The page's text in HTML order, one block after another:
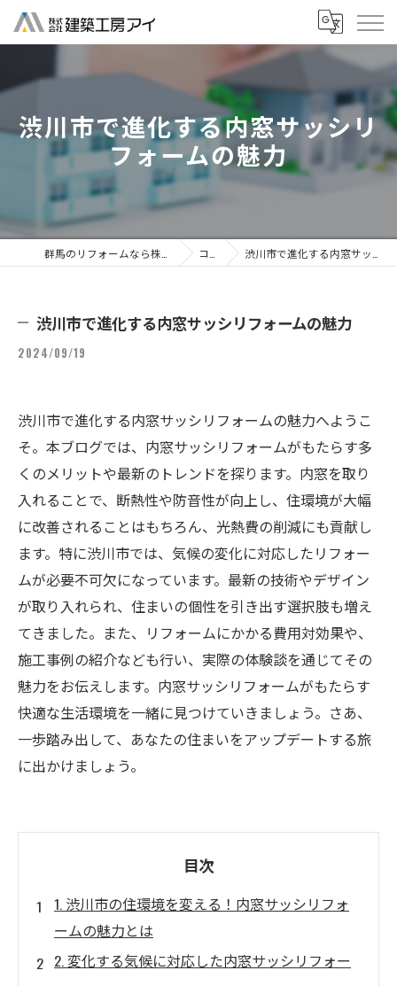
渋川市で進化する内窓サッシリ
フォームの魅力
コラム 渋川市で進化する内窓サッシリフォームの魅力
渋川市で進化する内窓サッシリフォームの魅力
2024/09/19
渋川市で進化する内窓サッシリフォームの魅力へようこ
そ。本ブログでは、内窓サッシリフォームがもたらす多
くのメリットや最新のトレンドを探ります。内窓を取り
入れることで、断熱性や防音性が向上し、住環境が大幅
に改善されることはもちろん、光熱費の削減にも貢献し
ます。特に渋川市では、気候の変化に対応したリフォー
ムが必要不可欠になっています。最新の技術やデザイン
が取り入れられ、住まいの個性を引き出す選択肢も増え
てきました。また、リフォームにかかる費用対効果や、
施工事例の紹介なども行い、実際の体験談を通じてその
魅力をお伝えします。内窓サッシリフォームがもたらす
快適な生活環境を一緒に見つけていきましょう。さあ、
一歩踏み出して、あなたの住まいをアップデートする旅
に出かけましょう。
目次
1. 渋川市の住環境を変える！内窓サッシリフォ
ームの魅力とは
2. 変化する気候に対応した内窓サッシリフォー